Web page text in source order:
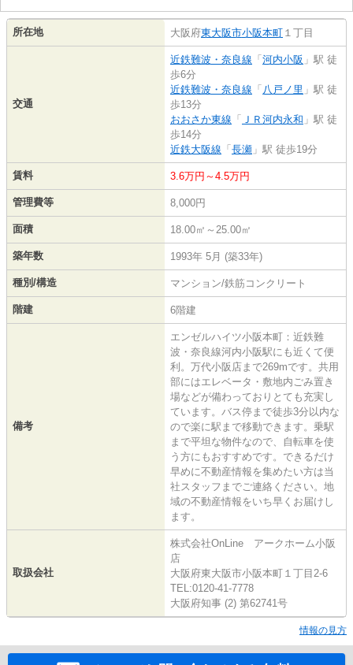
所在地 大阪府東大阪市小阪本町 １丁目
交通
近鉄難波・奈良線 「 河内小阪 」駅 徒
歩6分
近鉄難波・奈良線 「 八戸ノ里 」駅 徒
歩13分
おおさか東線 「 ＪＲ河内永和 」駅 徒
歩14分
近鉄大阪線 「 長瀬 」駅 徒歩19分
賃料 3.6万円～4.5万円
管理費等 8,000円
面積 18.00㎡～25.00㎡
築年数 1993年 5月 (築33年)
種別/構造 マンション/鉄筋コンクリート
階建 6階建
備考
エンゼルハイツ小阪本町：近鉄難
波・奈良線河内小阪駅にも近くて便
利。万代小阪店まで269mです。共用
部にはエレベータ・敷地内ごみ置き
場などが備わっておりとても充実し
ています。バス停まで徒歩3分以内な
ので楽に駅まで移動できます。乗駅
まで平坦な物件なので、自転車を使
う方にもおすすめです。できるだけ
早めに不動産情報を集めたい方は当
社スタッフまでご連絡ください。地
域の不動産情報をいち早くお届けし
ます。
取扱会社
株式会社OnLine アークホーム小阪
店
大阪府東大阪市小阪本町１丁目2-6
TEL:0120-41-7778
大阪府知事 (2) 第62741号
情報の見方